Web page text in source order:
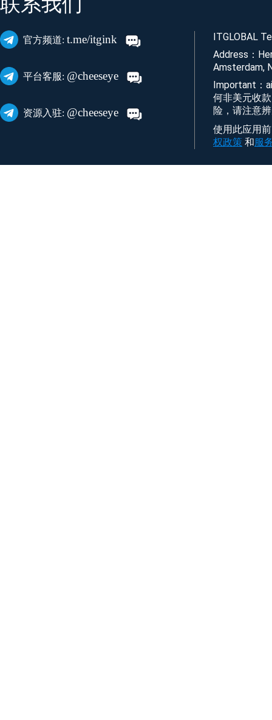
官方频道: t.me/itgink
平台客服: @cheeseye
资源入驻: @cheeseye
ITGLOBAL
Address：
Amsterdam,
Important：
何非美元收
险，请注意
使用此应用
权政策 和服